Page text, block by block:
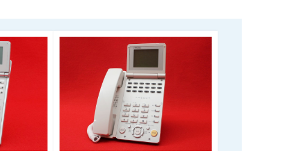
FR NC接続拡張ライセンス
FR NTTコム IPVOICE 2chライセンス
FR NTTコム IPVOICE 8chライセンス
FR VML 10時間増設ライセンス
FR VML 2ch増設ライセンス
FR VML 8ch増設ライセンス
FR アイホンNC接続ライセンス